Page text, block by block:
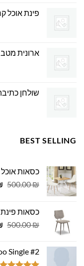
פינת אוכל
ארונית
שולחן
BEST SELLING
כסאות אוכל
500.00₪
כסאות
500.00₪
Single #2